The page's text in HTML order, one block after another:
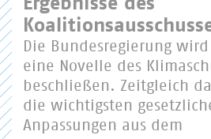
Die Bundesregierung
eine Novelle des
beschließen. Zeitgleich
die wichtigsten
Anpassungen aus dem